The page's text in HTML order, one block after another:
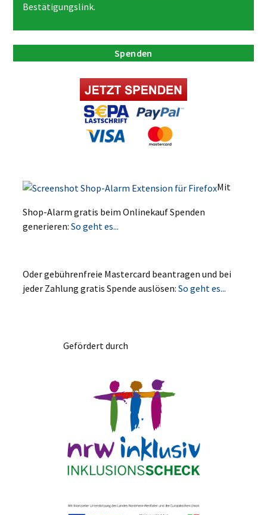
Bestätigungslink.
Spenden
Mit
Shop-Alarm gratis beim Onlinekauf Spenden
generieren:So geht es...
Oder gebührenfreie Mastercard beantragen und bei
jeder Zahlung gratis Spende auslösen:So geht es...
Gefördert durch